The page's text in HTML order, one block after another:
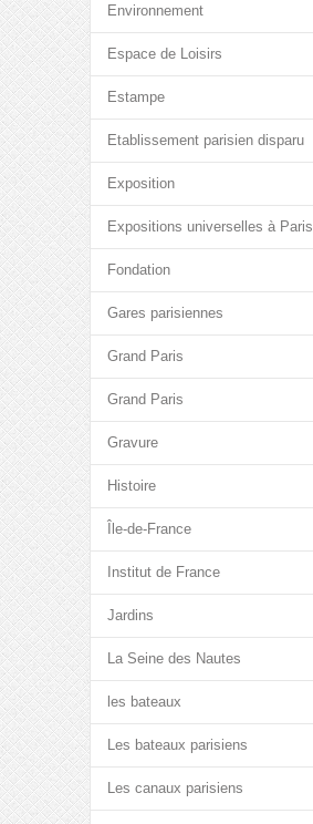
Environnement
Espace de Loisirs
Estampe
Etablissement parisien disparu
Exposition
Expositions universelles à Paris
Fondation
Gares parisiennes
Grand Paris
Grand Paris
Gravure
Histoire
Île-de-France
Institut de France
Jardins
La Seine des Nautes
les bateaux
Les bateaux parisiens
Les canaux parisiens